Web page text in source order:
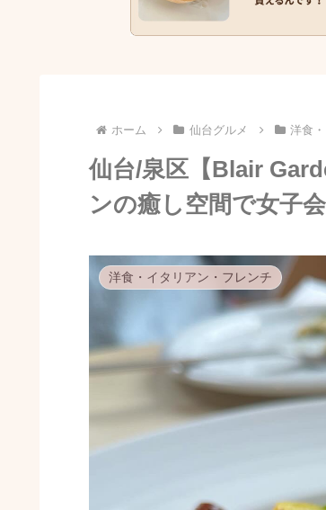
ホーム 仙台グルメ 洋食
仙台/泉区【Blair
ンの癒し空間で女子会
洋食・イタリアン・フレンチ